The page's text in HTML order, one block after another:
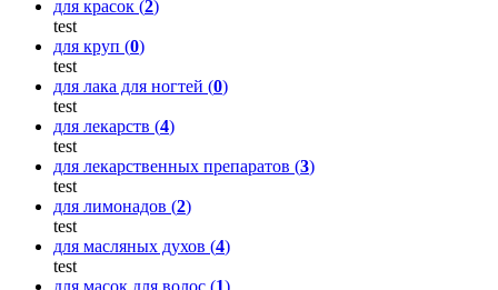
для красок (2)
test
для круп (0)
test
для лака для ногтей (0)
test
для лекарств (4)
test
для лекарственных препаратов (3)
test
для лимонадов (2)
test
для масляных духов (4)
test
для масок для волос (1)